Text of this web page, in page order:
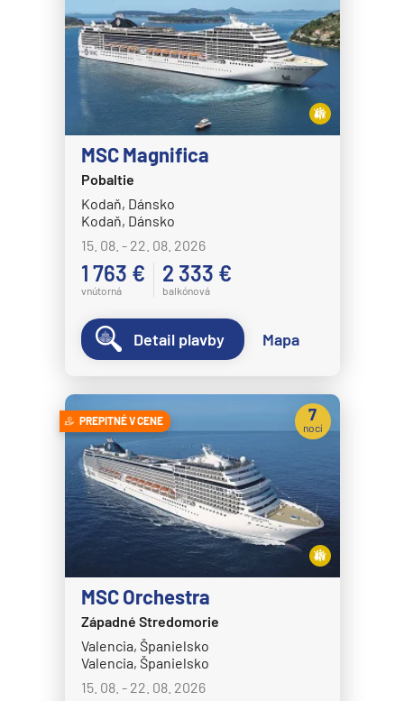
MSC Magnifica
Pobaltie
Kodaň, Dánsko
Kodaň, Dánsko
15. 08. - 22. 08. 2026
1 763 €
vnútorná
2 333 €
balkónová
Detail plavby Mapa
PREPITNÉ V CENE
MSC Orchestra
Západné Stredomorie
Valencia, Španielsko
Valencia, Španielsko
15. 08. - 22. 08. 2026
7
nocí